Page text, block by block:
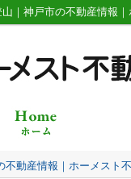
｜神戸市の不動産情報｜
不動産情報｜ホーメスト